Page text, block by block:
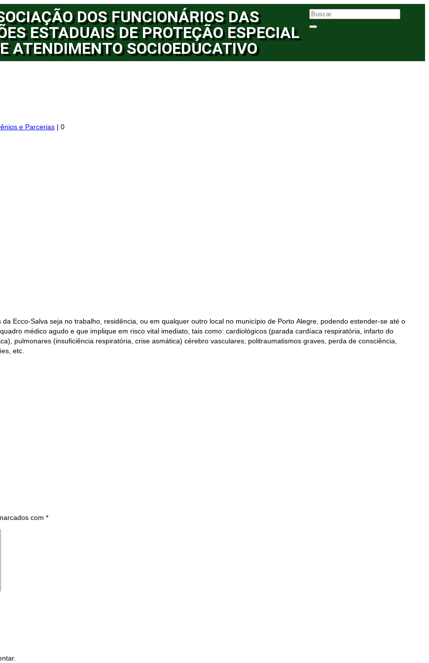
DOS FUNCIONÁRIOS DAS
ESTADUAIS DE PROTEÇÃO ESPECIAL
ATENDIMENTO SOCIOEDUCATIVO
e Parcerias | 0
Ecco-Salva seja no trabalho, residência, ou em qualquer outro local no município de Porto Alegre, podendo estender-se até o
médico agudo e que implique em risco vital imediato, tais como: cardiológicos (parada cardíaca respiratória, infarto do
pulmonares (insuficiência respiratória, crise asmática) cérebro vasculares; politraumatismos graves, perda de consciência,
etc.
com *